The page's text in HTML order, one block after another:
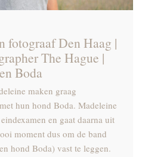
fotograaf Den Haag |
The Hague |
Boda
maken graag
hun hond Boda. Madeleine
en gaat daarna uit
moment dus om de band
hond Boda) vast te leggen.